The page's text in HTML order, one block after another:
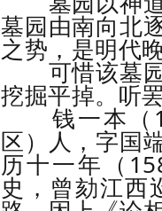
墓园由南向北
之势，是明代
可惜该墓园
挖掘平掉。听
钱一本（
区）人，字国
历十一年（
史，曾劾江西